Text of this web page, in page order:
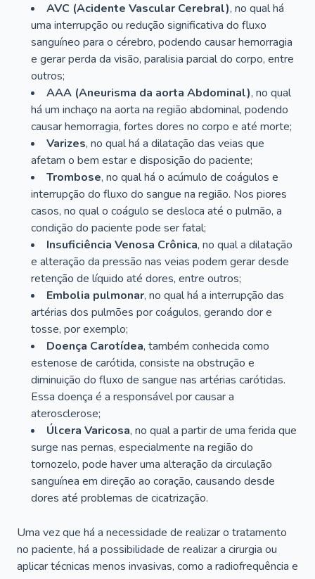
AVC (Acidente Vascular Cerebral), no qual há
uma interrupção ou redução significativa do fluxo
sanguíneo para o cérebro, podendo causar hemorragia
e gerar perda da visão, paralisia parcial do corpo, entre
outros;
AAA (Aneurisma da aorta Abdominal), no qual
há um inchaço na aorta na região abdominal, podendo
causar hemorragia, fortes dores no corpo e até morte;
Varizes, no qual há a dilatação das veias que
afetam o bem estar e disposição do paciente;
Trombose, no qual há o acúmulo de coágulos e
interrupção do fluxo do sangue na região. Nos piores
casos, no qual o coágulo se desloca até o pulmão, a
condição do paciente pode ser fatal;
Insuficiência Venosa Crônica, no qual a dilatação
e alteração da pressão nas veias podem gerar desde
retenção de líquido até dores, entre outros;
Embolia pulmonar, no qual há a interrupção das
artérias dos pulmões por coágulos, gerando dor e
tosse, por exemplo;
Doença Carotídea, também conhecida como
estenose de carótida, consiste na obstrução e
diminuição do fluxo de sangue nas artérias carótidas.
Essa doença é a responsável por causar a
aterosclerose;
Úlcera Varicosa, no qual a partir de uma ferida que
surge nas pernas, especialmente na região do
tornozelo, pode haver uma alteração da circulação
sanguínea em direção ao coração, causando desde
dores até problemas de cicatrização.
Uma vez que há a necessidade de realizar o tratamento
no paciente, há a possibilidade de realizar a cirurgia ou
aplicar técnicas menos invasivas, como a radiofrequência e